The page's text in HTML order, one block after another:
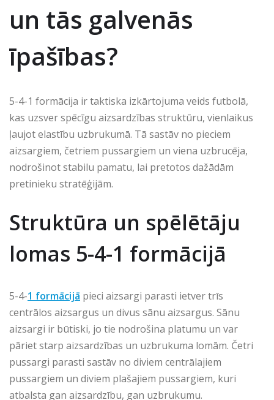
un tās galvenās
īpašības?
5-4-1 formācija ir taktiska izkārtojuma veids futbolā,
kas uzsver spēcīgu aizsardzības struktūru, vienlaikus
ļaujot elastību uzbrukumā. Tā sastāv no pieciem
aizsargiem, četriem pussargiem un viena uzbrucēja,
nodrošinot stabilu pamatu, lai pretotos dažādām
pretinieku stratēģijām.
Struktūra un spēlētāju
lomas 5-4-1 formācijā
5-4-1 formācijā pieci aizsargi parasti ietver trīs
centrālos aizsargus un divus sānu aizsargus. Sānu
aizsargi ir būtiski, jo tie nodrošina platumu un var
pāriet starp aizsardzības un uzbrukuma lomām. Četri
pussargi parasti sastāv no diviem centrālajiem
pussargiem un diviem plašajiem pussargiem, kuri
atbalsta gan aizsardzību, gan uzbrukumu.